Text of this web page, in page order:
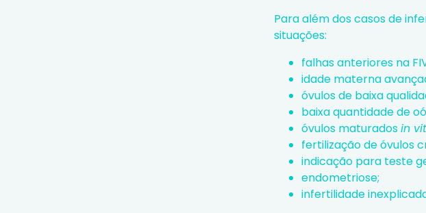
Para além dos casos de
situações:
falhas anteriores na
idade materna
óvulos de baixa
baixa quantidade de
óvulos maturadosin
fertilização de óvulos
indicação para teste
endometriose;
infertilidade